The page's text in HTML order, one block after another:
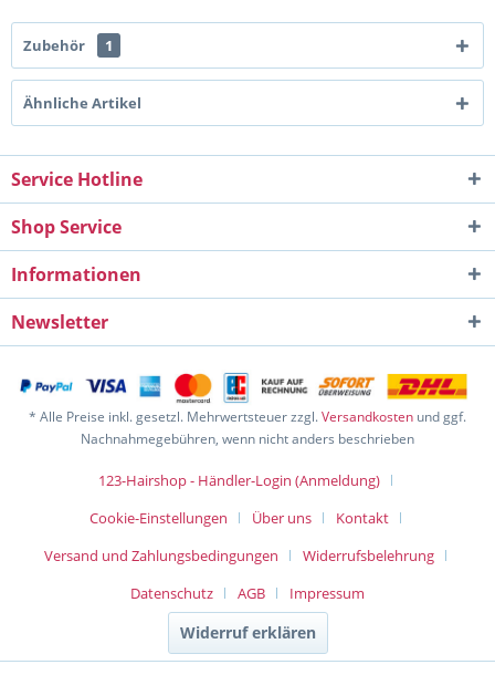
Zubehör 1
Ähnliche Artikel
Service Hotline
Shop Service
Informationen
Newsletter
* Alle Preise inkl. gesetzl. Mehrwertsteuer zzgl.Versandkosten und ggf.
Nachnahmegebühren, wenn nicht anders beschrieben
123-Hairshop - Händler-Login (Anmeldung)
Cookie-Einstellungen
Über uns
Kontakt
Versand und Zahlungsbedingungen
Widerrufsbelehrung
Datenschutz
AGB Impressum
Widerruf erklären